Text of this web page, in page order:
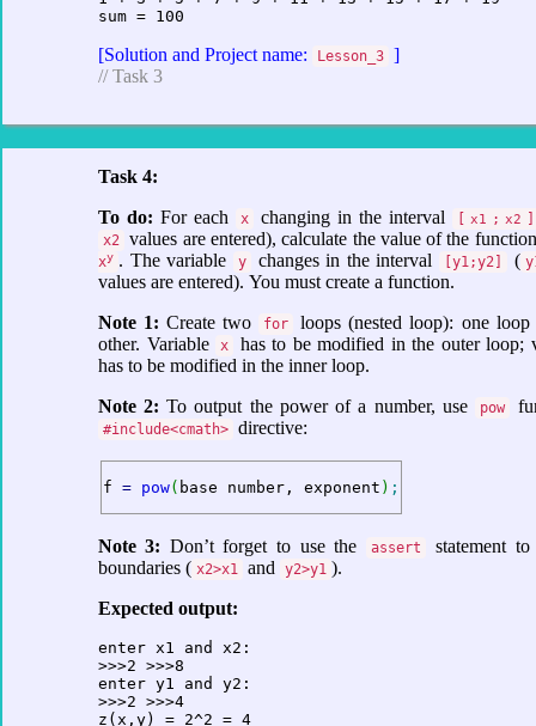
[Solution and Project name: Lesson_3 ]
// Task 3
Task 4:
To do: For each x changing in the interval x1 ; x2
x2 values are entered), calculate the value of the
xy . The variable y changes in the interval [y1;y2] (
values are entered). You must create a function.
Note 1: Create two for
loops (nested loop): one
other. Variable
x
has to be modified in the outer loop;
has to be modified in the inner loop.
Note 2: To output the power of a number, use pow
#include<cmath> directive:
f = pow( base number, exponent ) ;
Note 3: Don’t forget to use the assert
statement
boundaries ( x2>x1 and y2>y1 ).
Expected output:
enter x1 and x2:
>>>2 >>>8
enter y1 and y2:
>>>2 >>>4
z(x,y) = 2^2 = 4